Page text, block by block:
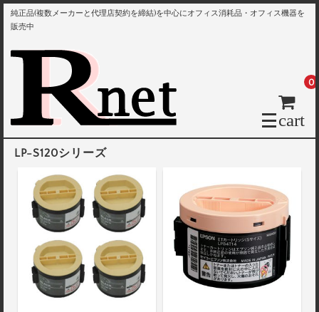
純正品(複数メーカーと代理店契約を締結)を中心にオフィス消耗品・オフィス機器を
販売中
cart
0
LP-S120シリーズ